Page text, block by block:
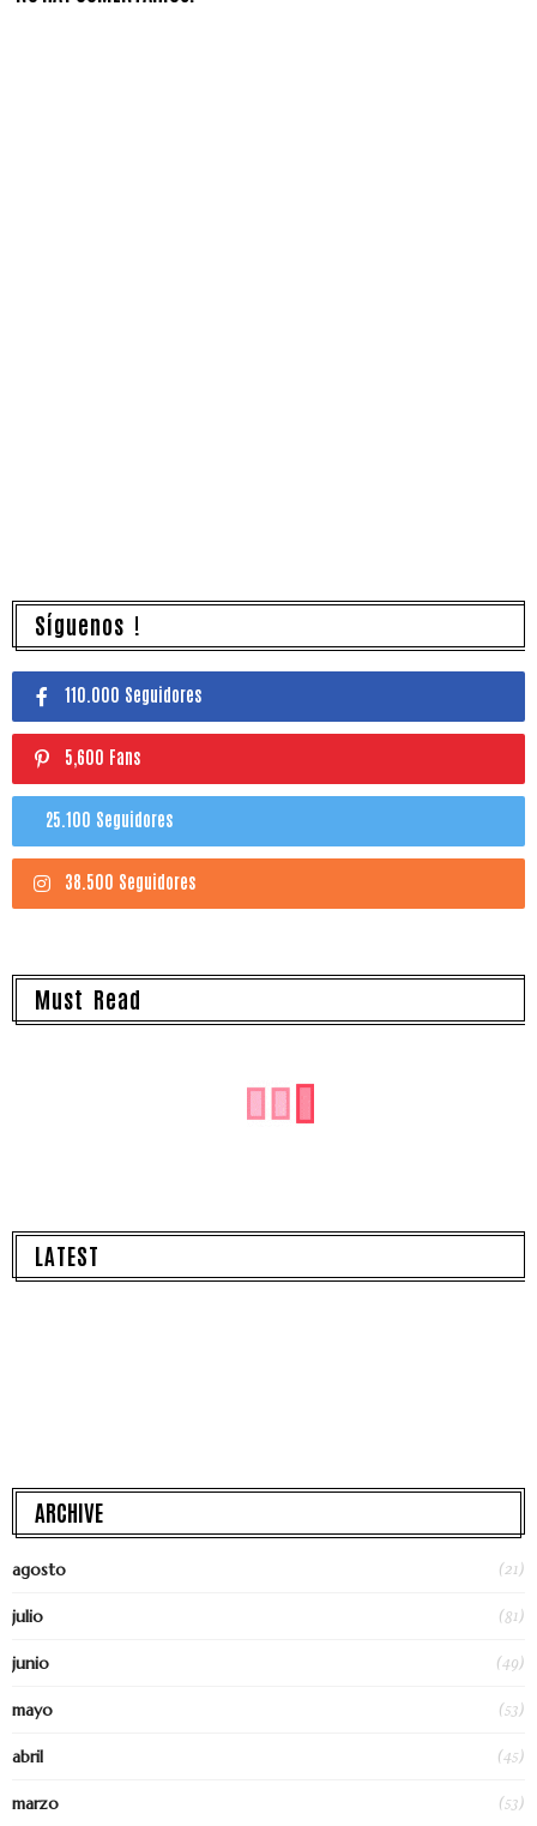
Síguenos !
110.000 Seguidores
5,600 Fans
25.100 Seguidores
38.500 Seguidores
Must Read
LATEST
ARCHIVE
agosto (21)
julio (81)
junio (49)
mayo (53)
abril (45)
marzo (53)